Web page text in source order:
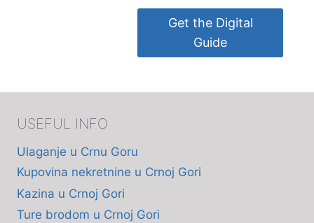
Get the Digital
Guide
USEFUL INFO
Ulaganje u Crnu Goru
Kupovina nekretnine u Crnoj Gori
Kazina u Crnoj Gori
Ture brodom u Crnoj Gori